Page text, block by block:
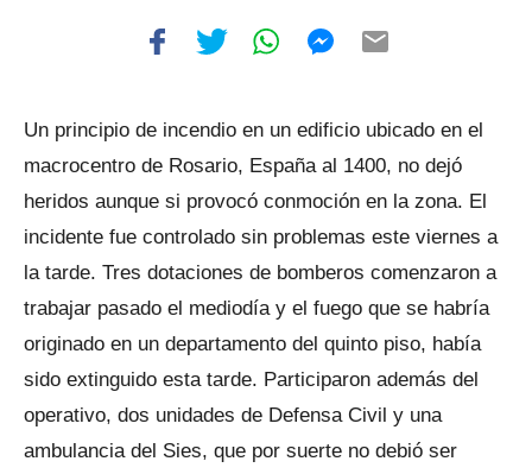
Un principio de incendio en un edificio ubicado en el
macrocentro de Rosario, España al 1400, no dejó
heridos aunque si provocó conmoción en la zona. El
incidente fue controlado sin problemas este viernes a
la tarde. Tres dotaciones de bomberos comenzaron a
trabajar pasado el mediodía y el fuego que se habría
originado en un departamento del quinto piso, había
sido extinguido esta tarde. Participaron además del
operativo, dos unidades de Defensa Civil y una
ambulancia del Sies, que por suerte no debió ser